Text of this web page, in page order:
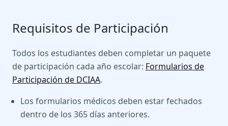
Requisitos de Participación
Todos los estudiantes deben completar un paquete
de participación cada año escolar: Formularios de
Participación de DCIAA.
Los formularios médicos deben estar fechados
dentro de los 365 días anteriores.